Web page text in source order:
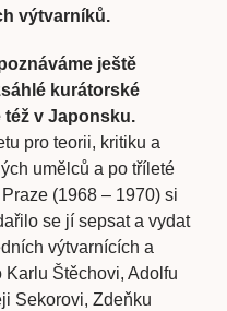
výtvarníků.
ještě
kurátorské
též v Japonsku.
pro teorii, kritiku a
umělců a po tříleté
(1968 – 1970) si
se jí sepsat a vydat
výtvarnících a
Karlu Štěchovi, Adolfu
Sekorovi, Zdeňku